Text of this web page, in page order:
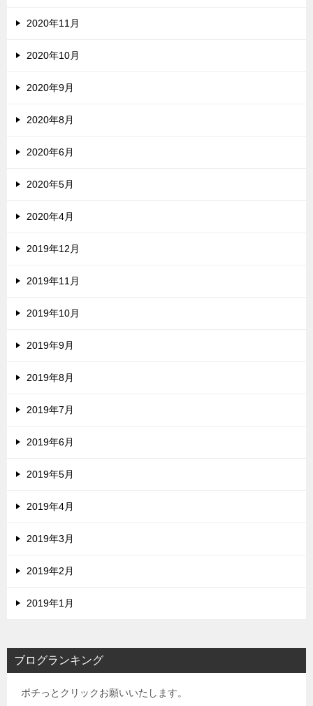
2020年11月
2020年10月
2020年9月
2020年8月
2020年6月
2020年5月
2020年4月
2019年12月
2019年11月
2019年10月
2019年9月
2019年8月
2019年7月
2019年6月
2019年5月
2019年4月
2019年3月
2019年2月
2019年1月
ブログランキング
ポチっとクリックお願いいたします。